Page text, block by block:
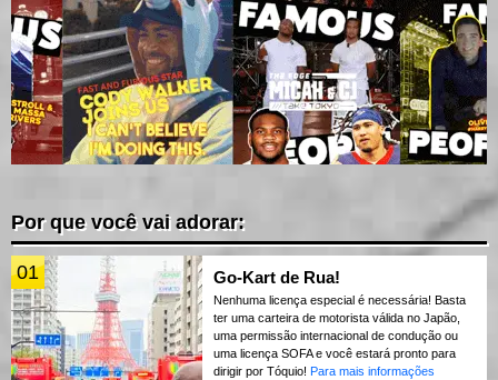
Por que você vai adorar:
01 Go-Kart de Rua!
Nenhuma licença especial é necessária! Basta
ter uma carteira de motorista válida no Japão,
uma permissão internacional de condução ou
uma licença SOFA e você estará pronto para
dirigir por Tóquio! Para mais informações